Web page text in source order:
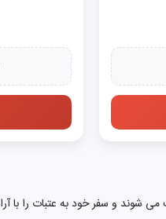
می شوند و سفر خود به عتبات را